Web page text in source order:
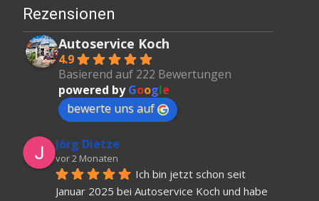
Rezensionen
Autoservice Koch
4.9
Basierend auf 222 Bewertungen
powered byGoogle
bewerte uns auf
Jörg Dietze
vor 2 Monaten
Ich bin jetzt schon seit
Januar 2025 bei Autoservice Koch und habe